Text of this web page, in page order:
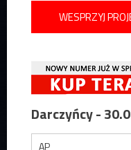
WESPRZYJ
Darczyńcy -
AP